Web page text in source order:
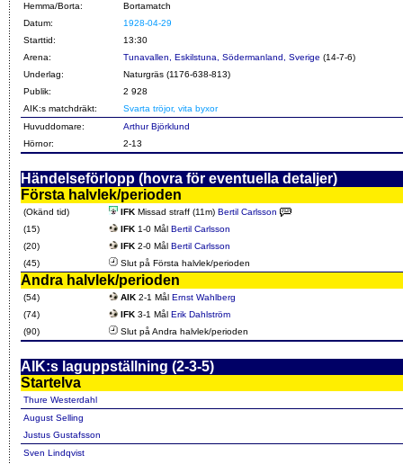
Hemma/Borta:
Bortamatch
Datum:
1928-04-29
Starttid:
13:30
Arena:
Tunavallen, Eskilstuna, Södermanland, Sverige (14-7-6)
Underlag:
Naturgräs (1176-638-813)
Publik:
2 928
AIK:s matchdräkt:
Svarta tröjor, vita byxor
Huvuddomare:
Arthur Björklund
Hörnor:
2-13
Händelseförlopp (hovra för eventuella detaljer)
Första halvlek/perioden
(Okänd tid) IFK Missad straff (11m) Bertil Carlsson
(15)
IFK 1-0 Mål Bertil Carlsson
(20)
IFK 2-0 Mål Bertil Carlsson
(45)
Slut på Första halvlek/perioden
Andra halvlek/perioden
(54) AIK 2-1 Mål Ernst Wahlberg
(74)
IFK 3-1 Mål Erik Dahlström
(90)
Slut på Andra halvlek/perioden
AIK:s laguppställning (2-3-5)
Startelva
Thure Westerdahl
August Selling
Justus Gustafsson
Sven Lindqvist